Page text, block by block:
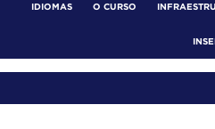
IDIOMAS O CURSO